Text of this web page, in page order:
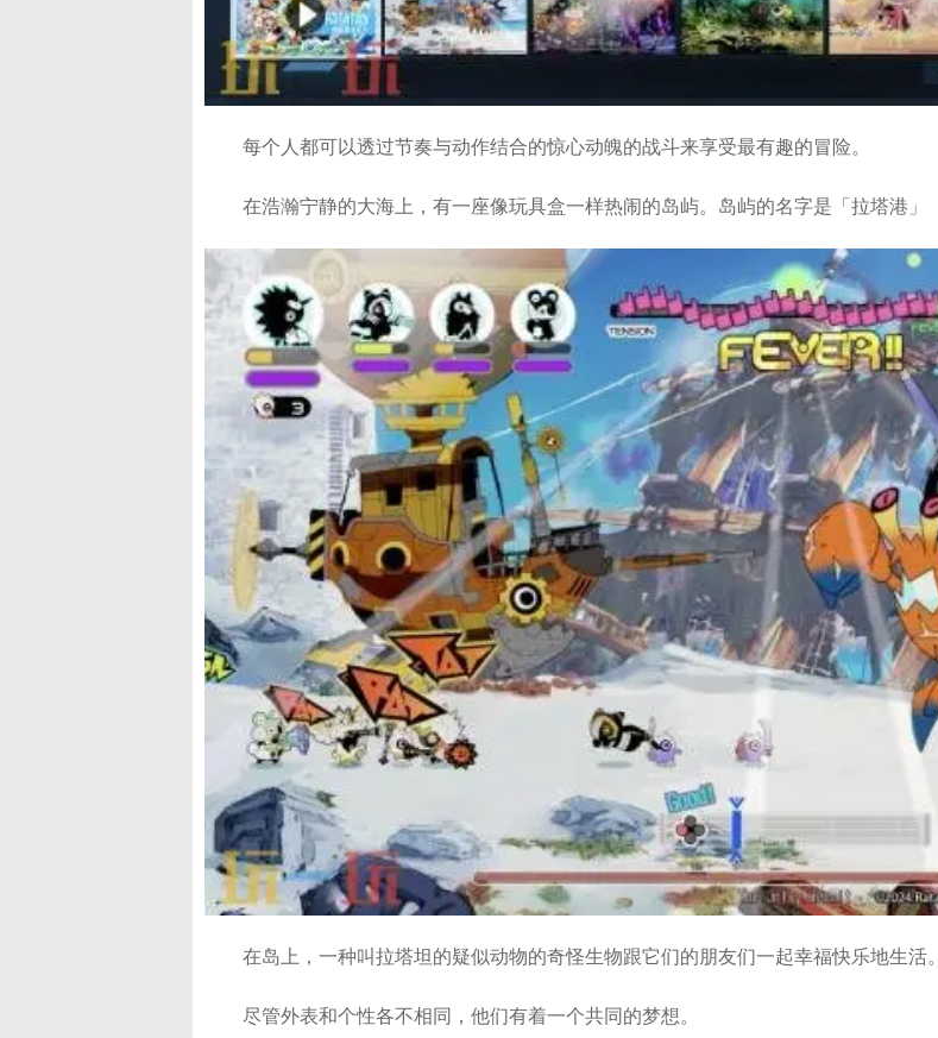
每个人都可以透过节奏与动作结合的惊心动魄的战斗来享受最有趣的冒险。
在浩瀚宁静的大海上，有一座像玩具盒一样热闹的岛屿。岛屿的名字是「拉塔港」
在岛上，一种叫拉塔坦的疑似动物的奇怪生物跟它们的朋友们一起幸福快乐地生活。
尽管外表和个性各不相同，他们有着一个共同的梦想。